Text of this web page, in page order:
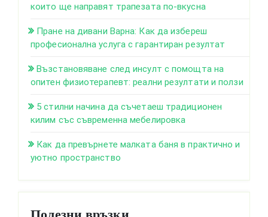
които ще направят трапезата по-вкусна
Пране на дивани Варна: Как да избереш
професионална услуга с гарантиран резултат
Възстановяване след инсулт с помощта на
опитен физиотерапевт: реални резултати и ползи
5 стилни начина да съчетаеш традиционен
килим със съвременна мебелировка
Как да превърнете малката баня в практично и
уютно пространство